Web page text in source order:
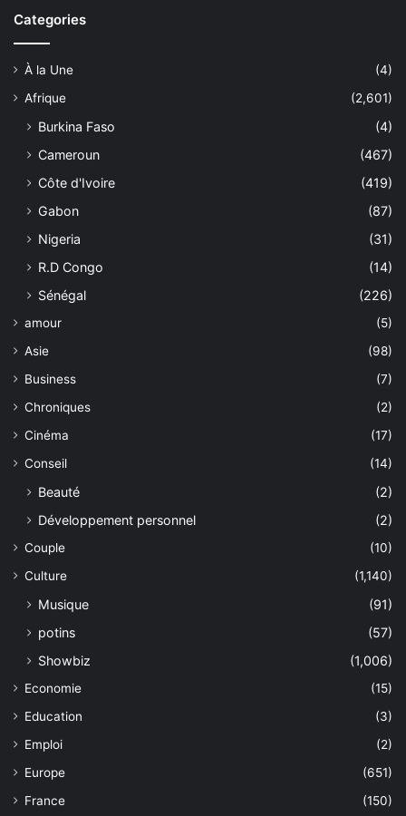
Categories
À la Une
(4)
Afrique
(2,601)
Burkina Faso
(4)
Cameroun
(467)
Côte d'Ivoire
(419)
Gabon
(87)
Nigeria
(31)
R.D Congo
(14)
Sénégal
(226)
amour
(5)
Asie
(98)
Business
(7)
Chroniques
(2)
Cinéma
(17)
Conseil
(14)
Beauté
(2)
Développement personnel
(2)
Couple
(10)
Culture
(1,140)
Musique
(91)
potins
(57)
Showbiz
(1,006)
Economie
(15)
Education
(3)
Emploi
(2)
Europe
(651)
France
(150)